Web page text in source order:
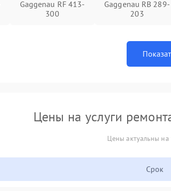
Gaggenau RF 413-
300
Gaggenau RB 289-
203
Цены на услуги
Цены актуальны
Срок